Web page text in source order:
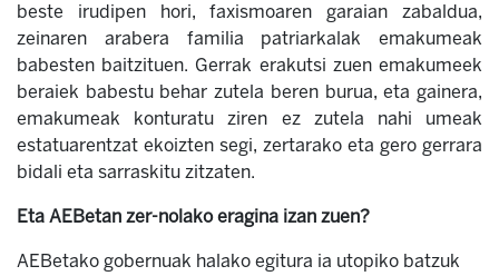
beste irudipen hori, faxismoaren garaian zabaldua,
zeinaren arabera familia patriarkalak emakumeak
babesten baitzituen. Gerrak erakutsi zuen emakumeek
beraiek babestu behar zutela beren burua, eta gainera,
emakumeak konturatu ziren ez zutela nahi umeak
estatuarentzat ekoizten segi, zertarako eta gero gerrara
bidali eta sarraskitu zitzaten.
Eta AEBetan zer-nolako eragina izan zuen?
AEBetako gobernuak halako egitura ia utopiko batzuk